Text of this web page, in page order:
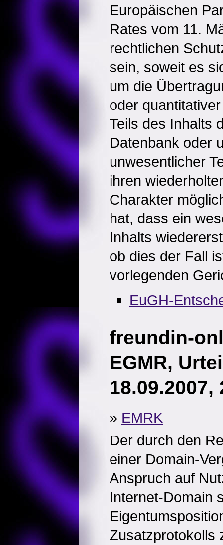
Europäischen
Rates vom 11.
rechtlichen
sein, soweit es
um die
oder
Teils des Inhalts
Datenbank oder
unwesentlicher
ihren
Charakter
hat, dass ein
Inhalts
ob dies der Fall
vorlegenden
EuGH-
freundin-
EGMR,
18.09.2007,
» EMRK
Der durch den
einer Domain-
Anspruch auf
Internet-Domain
Zusatzprotokolls